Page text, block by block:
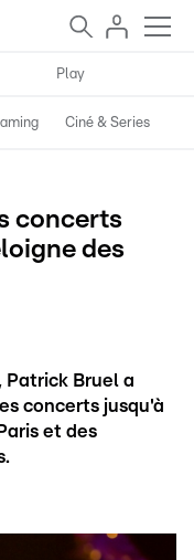
Play
Ciné & Series
concerts
des
Patrick Bruel a
concerts jusqu'à
et des